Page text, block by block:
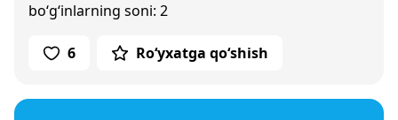
bo‘g‘inlarning soni: 2
6 Ro‘yxatga qo‘shish